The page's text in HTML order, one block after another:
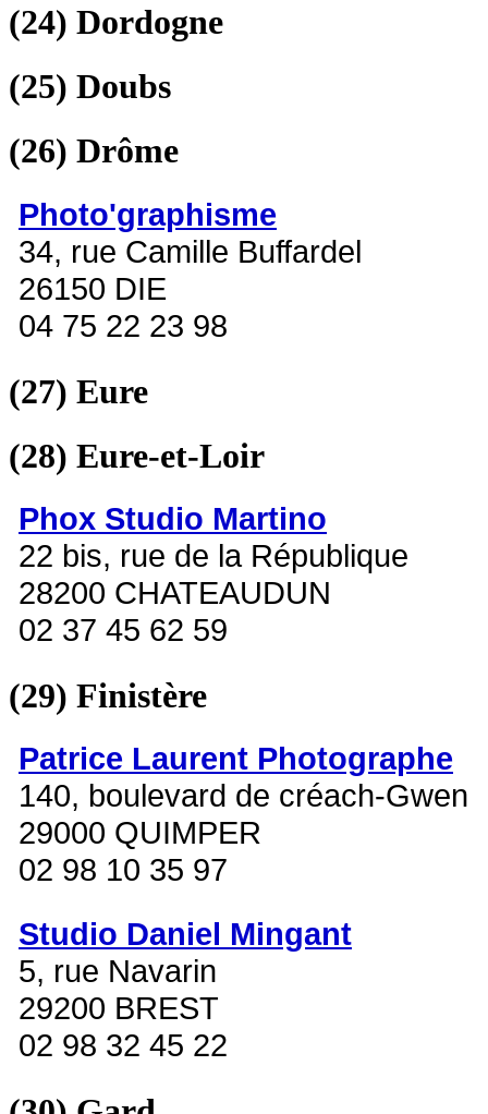
(24) Dordogne
(25) Doubs
(26) Drôme
Photo'graphisme
34, rue Camille Buffardel
26150 DIE
04 75 22 23 98
(27) Eure
(28) Eure-et-Loir
Phox Studio Martino
22 bis, rue de la République
28200 CHATEAUDUN
02 37 45 62 59
(29) Finistère
Patrice Laurent Photographe
140, boulevard de créach-Gwen
29000 QUIMPER
02 98 10 35 97
Studio Daniel Mingant
5, rue Navarin
29200 BREST
02 98 32 45 22